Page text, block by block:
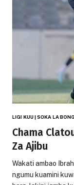
LIGI KUU | SOKA LA
Chama
Za Ajibu
Wakati ambao
ngumu kuamini